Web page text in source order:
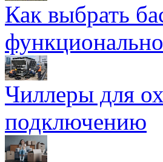
Как выбрать
Чиллеры для
подключению